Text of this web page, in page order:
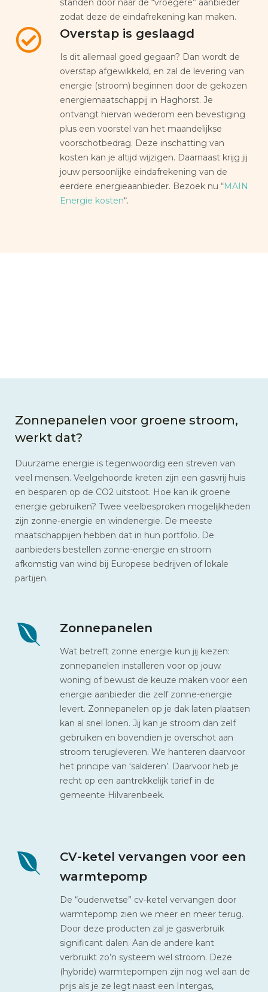
standen door naar de “vroegere” aanbieder
zodat deze de eindafrekening kan maken.
Overstap is geslaagd
Is dit allemaal goed gegaan? Dan wordt de
overstap afgewikkeld, en zal de levering van
energie (stroom) beginnen door de gekozen
energiemaatschappij in Haghorst. Je
ontvangt hiervan wederom een bevestiging
plus een voorstel van het maandelijkse
voorschotbedrag. Deze inschatting van
kosten kan je altijd wijzigen. Daarnaast krijg jij
jouw persoonlijke eindafrekening van de
eerdere energieaanbieder. Bezoek nu “MAIN
Energie kosten“.
Zonnepanelen voor groene stroom,
werkt dat?
Duurzame energie is tegenwoordig een streven van
veel mensen. Veelgehoorde kreten zijn een gasvrij huis
en besparen op de CO2 uitstoot. Hoe kan ik groene
energie gebruiken? Twee veelbesproken mogelijkheden
zijn zonne-energie en windenergie. De meeste
maatschappijen hebben dat in hun portfolio. De
aanbieders bestellen zonne-energie en stroom
afkomstig van wind bij Europese bedrijven of lokale
partijen.
Zonnepanelen
Wat betreft zonne energie kun jij kiezen:
zonnepanelen installeren voor op jouw
woning of bewust de keuze maken voor een
energie aanbieder die zelf zonne-energie
levert. Zonnepanelen op je dak laten plaatsen
kan al snel lonen. Jij kan je stroom dan zelf
gebruiken en bovendien je overschot aan
stroom terugleveren. We hanteren daarvoor
het principe van ‘salderen’. Daarvoor heb je
recht op een aantrekkelijk tarief in de
gemeente Hilvarenbeek.
CV-ketel vervangen voor een
warmtepomp
De “ouderwetse” cv-ketel vervangen door
warmtepomp zien we meer en meer terug.
Door deze producten zal je gasverbruik
significant dalen. Aan de andere kant
verbruikt zo’n systeem wel stroom. Deze
(hybride) warmtepompen zijn nog wel aan de
prijs als je ze legt naast een Intergas,